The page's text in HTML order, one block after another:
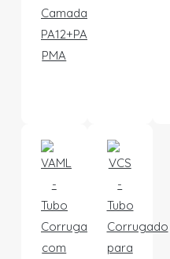
Camada
PA12+PA6
PMA